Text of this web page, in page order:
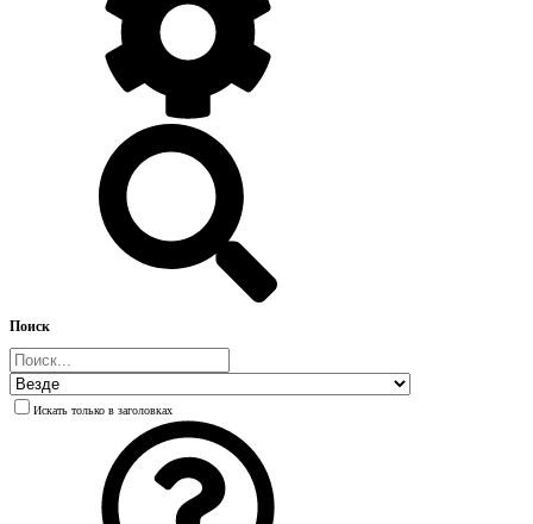
Поиск
Искать только в заголовках